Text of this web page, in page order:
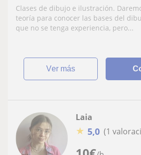
Clases de dibujo e ilustración.
teoría para conocer las bases del
que no se tenga experiencia, pero...
ver más
Laia
★ 5,0 (1